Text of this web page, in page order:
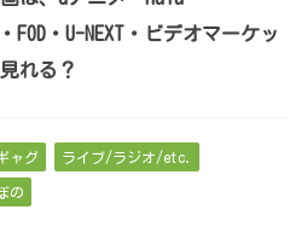
・U-NEXT・ビデオマーケッ
れる？
ャグ ライブ/ラジオ/etc.
の